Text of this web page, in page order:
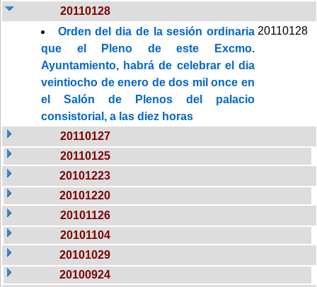
20110128
Orden del dia de la sesión ordinaria
que el Pleno de este Excmo.
Ayuntamiento, habrá de celebrar el dia
veintiocho de enero de dos mil once en
el Salón de Plenos del palacio
consistorial, a las diez horas
20110128
20110127
20110125
20101223
20101220
20101126
20101104
20101029
20100924